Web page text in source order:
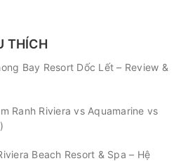
THÍCH
Bay Resort Dốc Lết – Review &
Ranh Riviera vs Aquamarine vs
Beach Resort & Spa – Hệ